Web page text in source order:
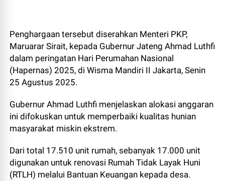
Penghargaan tersebut diserahkan Menteri PKP,
Maruarar Sirait, kepada Gubernur Jateng Ahmad Luthfi
dalam peringatan Hari Perumahan Nasional
(Hapernas) 2025, di Wisma Mandiri II Jakarta, Senin
25 Agustus 2025.
Gubernur Ahmad Luthfi menjelaskan alokasi anggaran
ini difokuskan untuk memperbaiki kualitas hunian
masyarakat miskin ekstrem.
Dari total 17.510 unit rumah, sebanyak 17.000 unit
digunakan untuk renovasi Rumah Tidak Layak Huni
(RTLH) melalui Bantuan Keuangan kepada desa.